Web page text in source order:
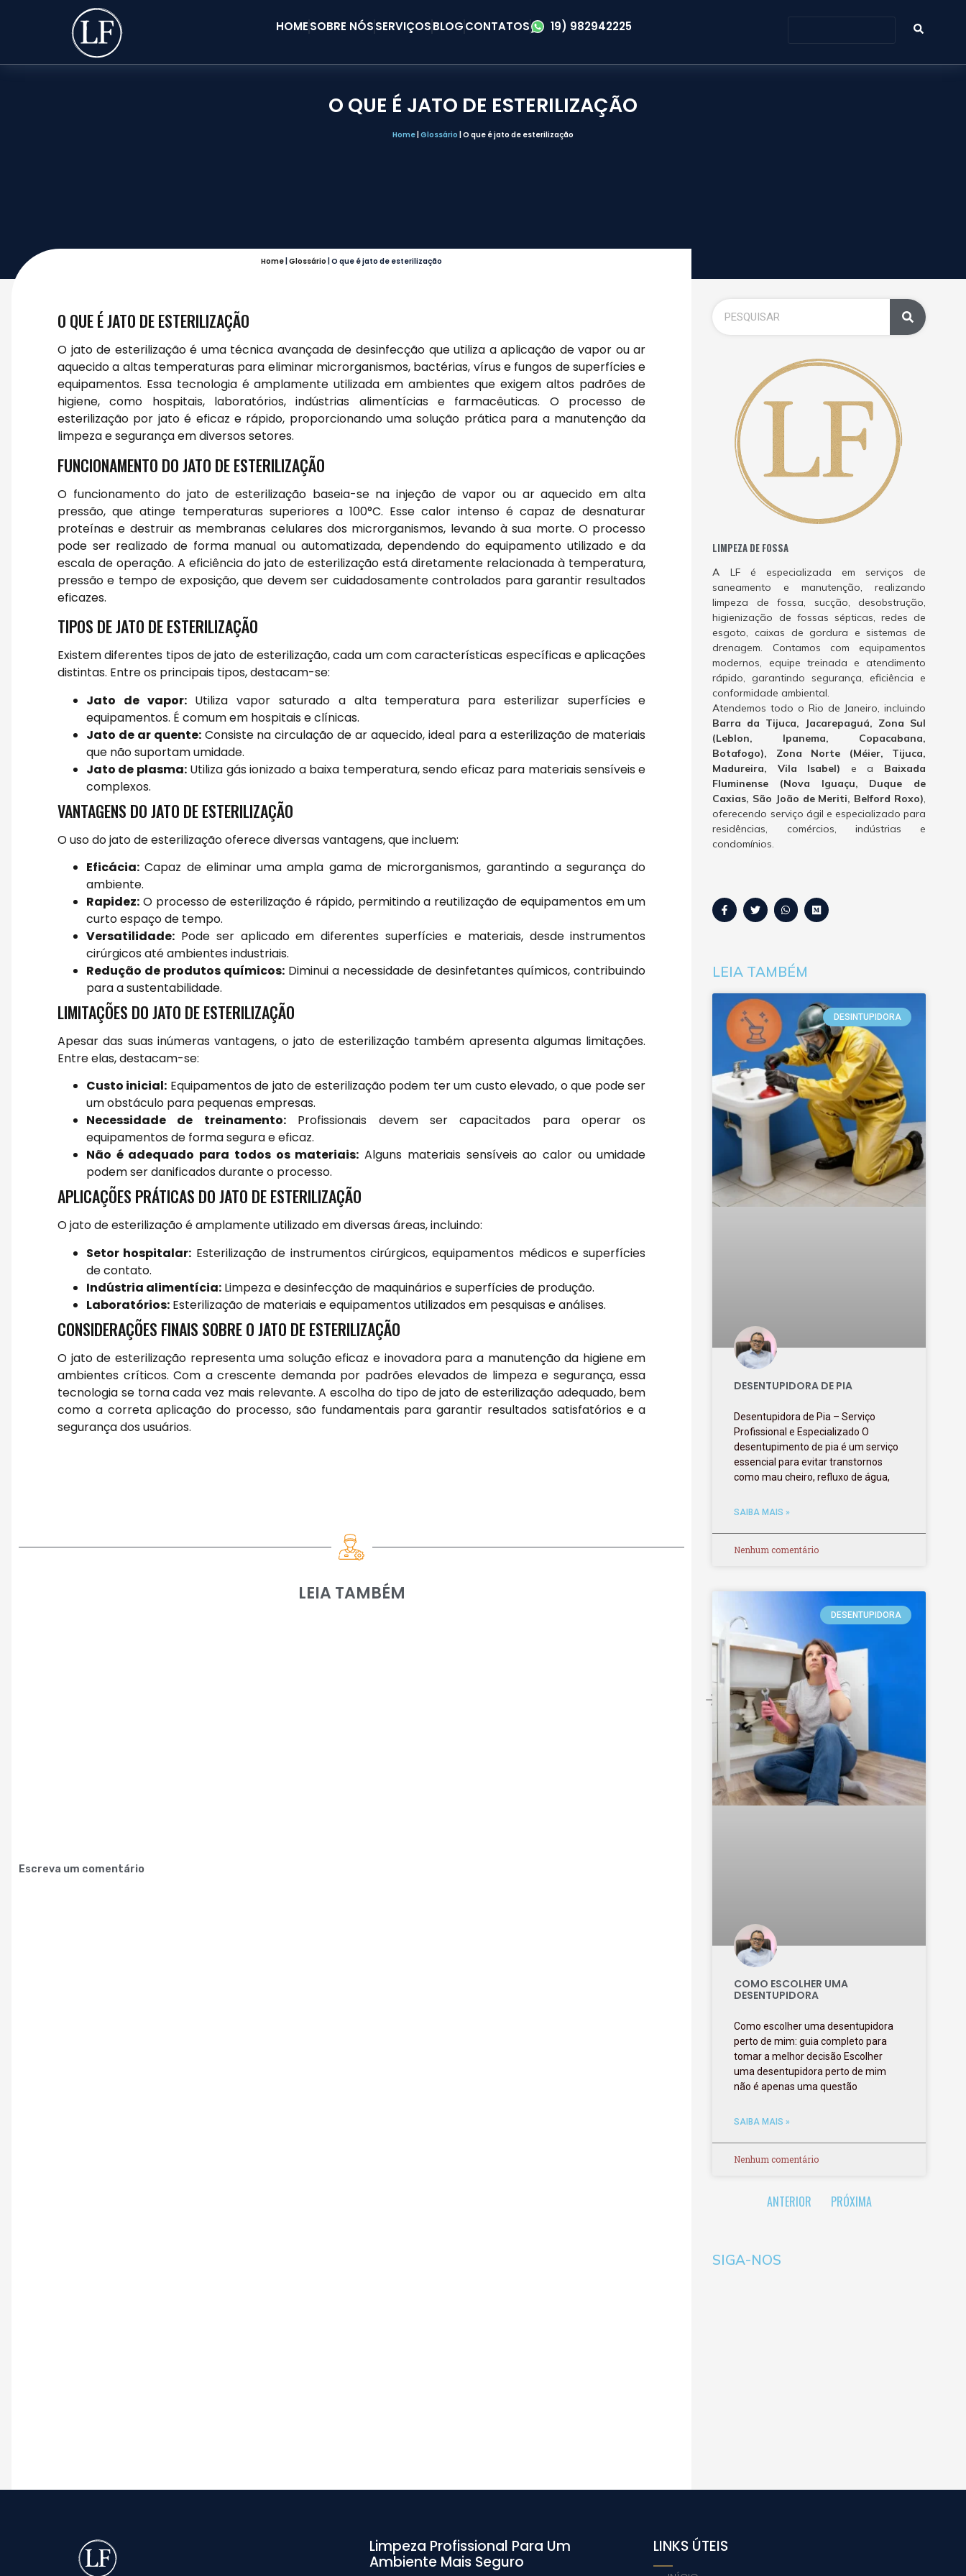
HOMESOBRE NÓSSERVIÇOSBLOGCONTATOS 19) 982942225
O QUE É JATO DE ESTERILIZAÇÃO
Home Glossário O que é jato de esterilização
Home |Glossário |O que é jato de esterilização
O QUE É JATO DE ESTERILIZAÇÃO
O jato de esterilização é uma técnica avançada de desinfecção que utiliza a aplicação de vapor ou ar
aquecido a altas temperaturas para eliminar microrganismos, bactérias, vírus e fungos de superfícies e
equipamentos. Essa tecnologia é amplamente utilizada em ambientes que exigem altos padrões de
higiene, como hospitais, laboratórios, indústrias alimentícias e farmacêuticas. O processo de
esterilização por jato é eficaz e rápido, proporcionando uma solução prática para a manutenção da
limpeza e segurança em diversos setores.
FUNCIONAMENTO DO JATO DE ESTERILIZAÇÃO
O funcionamento do jato de esterilização baseia-se na injeção de vapor ou ar aquecido em alta
pressão, que atinge temperaturas superiores a 100°C. Esse calor intenso é capaz de desnaturar
proteínas e destruir as membranas celulares dos microrganismos, levando à sua morte. O processo
pode ser realizado de forma manual ou automatizada, dependendo do equipamento utilizado e da
escala de operação. A eficiência do jato de esterilização está diretamente relacionada à temperatura,
pressão e tempo de exposição, que devem ser cuidadosamente controlados para garantir resultados
eficazes.
TIPOS DE JATO DE ESTERILIZAÇÃO
Existem diferentes tipos de jato de esterilização, cada um com características específicas e aplicações
distintas. Entre os principais tipos, destacam-se:
Jato de vapor:Utiliza vapor saturado a alta temperatura para esterilizar superfícies e
equipamentos. É comum em hospitais e clínicas.
Jato de ar quente:Consiste na circulação de ar aquecido, ideal para a esterilização de materiais
que não suportam umidade.
Jato de plasma:Utiliza gás ionizado a baixa temperatura, sendo eficaz para materiais sensíveis e
complexos.
VANTAGENS DO JATO DE ESTERILIZAÇÃO
O uso do jato de esterilização oferece diversas vantagens, que incluem:
Eficácia: Capaz de eliminar uma ampla gama de microrganismos, garantindo a segurança do
ambiente.
Rapidez: O processo de esterilização é rápido, permitindo a reutilização de equipamentos em um
curto espaço de tempo.
Versatilidade: Pode ser aplicado em diferentes superfícies e materiais, desde instrumentos
cirúrgicos até ambientes industriais.
Redução de produtos químicos:Diminui a necessidade de desinfetantes químicos, contribuindo
para a sustentabilidade.
LIMITAÇÕES DO JATO DE ESTERILIZAÇÃO
Apesar das suas inúmeras vantagens, o jato de esterilização também apresenta algumas limitações.
Entre elas, destacam-se:
Custo inicial: Equipamentos de jato de esterilização podem ter um custo elevado, o que pode ser
um obstáculo para pequenas empresas.
Necessidade de treinamento:Profissionais devem ser capacitados para operar os
equipamentos de forma segura e eficaz.
Não é adequado para todos os materiais: Alguns materiais sensíveis ao calor ou umidade
podem ser danificados durante o processo.
APLICAÇÕES PRÁTICAS DO JATO DE ESTERILIZAÇÃO
O jato de esterilização é amplamente utilizado em diversas áreas, incluindo:
Setor hospitalar: Esterilização de instrumentos cirúrgicos, equipamentos médicos e superfícies
de contato.
Indústria alimentícia: Limpeza e desinfecção de maquinários e superfícies de produção.
Laboratórios: Esterilização de materiais e equipamentos utilizados em pesquisas e análises.
CONSIDERAÇÕES FINAIS SOBRE O JATO DE ESTERILIZAÇÃO
O jato de esterilização representa uma solução eficaz e inovadora para a manutenção da higiene em
ambientes críticos. Com a crescente demanda por padrões elevados de limpeza e segurança, essa
tecnologia se torna cada vez mais relevante. A escolha do tipo de jato de esterilização adequado, bem
como a correta aplicação do processo, são fundamentais para garantir resultados satisfatórios e a
segurança dos usuários.
LEIA TAMBÉM
Escreva um comentário
LIMPEZA DE FOSSA
A LF é especializada em serviços de
saneamento e manutenção, realizando
limpeza de fossa, sucção, desobstrução,
higienização de fossas sépticas, redes de
esgoto, caixas de gordura e sistemas de
drenagem. Contamos com equipamentos
modernos, equipe treinada e atendimento
rápido, garantindo segurança, eficiência e
conformidade ambiental.
Atendemos todo o Rio de Janeiro, incluindo
Barra da Tijuca, Jacarepaguá, Zona Sul
(Leblon, Ipanema, Copacabana,
Botafogo), Zona Norte (Méier, Tijuca,
Madureira, Vila Isabel) e a Baixada
Fluminense (Nova Iguaçu, Duque de
Caxias, São João de Meriti, Belford Roxo),
oferecendo serviço ágil e especializado para
residências, comércios, indústrias e
condomínios.
LEIA TAMBÉM
DESINTUPIDORA
DESENTUPIDORA DE PIA
Desentupidora de Pia – Serviço
Profissional e Especializado O
desentupimento de pia é um serviço
essencial para evitar transtornos
como mau cheiro, refluxo de água,
SAIBA MAIS »
Nenhum comentário
DESENTUPIDORA
COMO ESCOLHER UMA
DESENTUPIDORA
Como escolher uma desentupidora
perto de mim: guia completo para
tomar a melhor decisão Escolher
uma desentupidora perto de mim
não é apenas uma questão
SAIBA MAIS »
Nenhum comentário
ANTERIOR PRÓXIMA
SIGA-NOS
Limpeza Profissional Para Um
Ambiente Mais Seguro
LINKS ÚTEIS